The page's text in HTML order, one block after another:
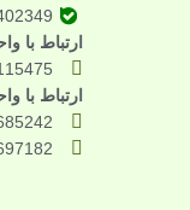
09363402349
ارتباط با
ارتباط با